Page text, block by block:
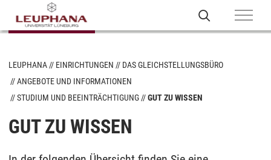
LEUPHANA EINRICHTUNGEN
DAS GLEICHSTELLUNGSBÜRO
ANGEBOTE UND INFORMATIONEN
STUDIUM UND BEEINTRÄCHTIGUNG
GUT ZU WISSEN
GUT ZU WISSEN